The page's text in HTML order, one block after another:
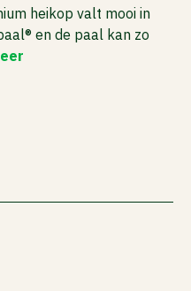
heikop valt mooi in
en de paal kan zo